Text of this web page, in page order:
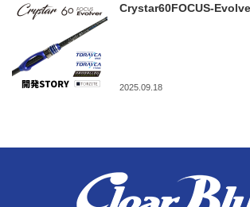
Crystar60FOCUS-
2025.09.18